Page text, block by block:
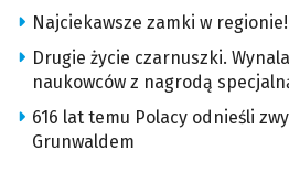
Najciekawsze zamki w regionie!
Drugie życie czarnuszki.
naukowców z nagrodą specjalną
616 lat temu Polacy odnieśli
Grunwaldem